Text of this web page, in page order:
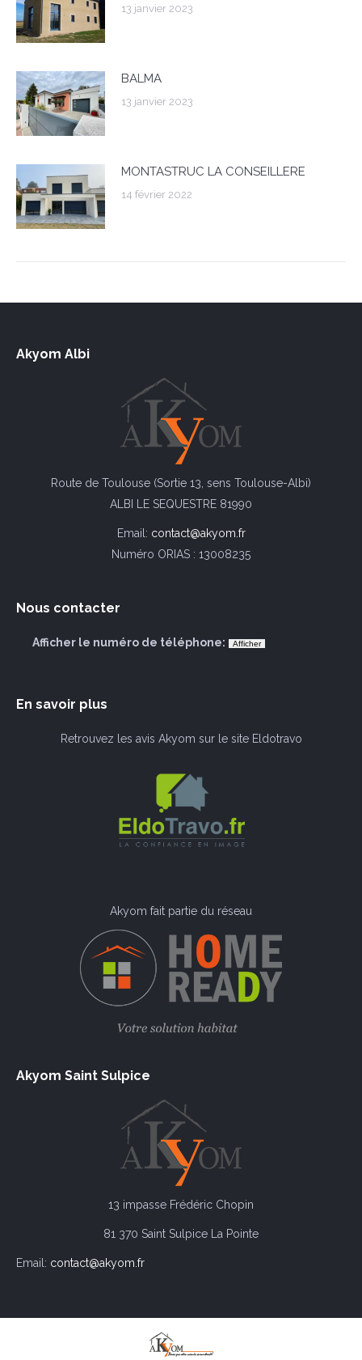
13 janvier 2023
BALMA
13 janvier 2023
MONTASTRUC LA CONSEILLERE
14 février 2022
Akyom Albi
Route de Toulouse (Sortie 13, sens Toulouse-Albi)
ALBI LE SEQUESTRE 81990
Email: contact@akyom.fr
Numéro ORIAS : 13008235
Nous contacter
Afficher le numéro de téléphone:
En savoir plus
Retrouvez les avis Akyom sur le site Eldotravo
Akyom fait partie du réseau
Akyom Saint Sulpice
13 impasse Frédéric Chopin
81 370 Saint Sulpice La Pointe
Email: contact@akyom.fr